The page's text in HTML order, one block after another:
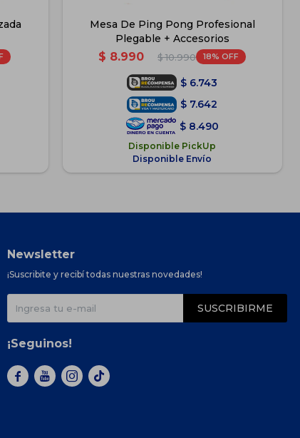
Mesa De Ping Pong Profesional
Plegable + Accesorios
$ 8.990 $ 10.990 18
$ 6.743
$ 7.642
$ 8.490
Disponible PickUp
Disponible Envío
Newsletter
¡Suscribite y recibí todas nuestras novedades!
SUSCRIBIRME
¡Seguinos!
  